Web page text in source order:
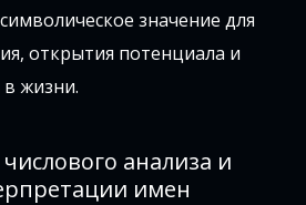
значение для
открытия потенциала и
жизни.
анализа и
имен